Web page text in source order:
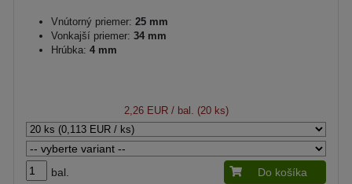
Vnútorný priemer: 25 mm
Vonkajší priemer: 34 mm
Hrúbka: 4 mm
2,26 EUR/ bal. (20 ks)
bal. Do košíka